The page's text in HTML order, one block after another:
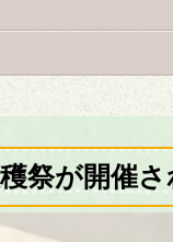
祭が開催さ